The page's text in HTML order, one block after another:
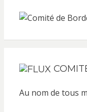
Au nom de tous